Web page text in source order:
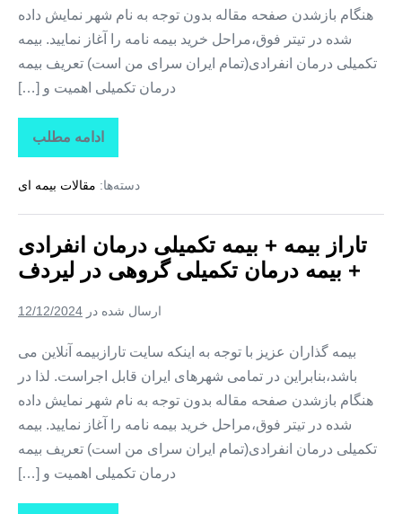
هنگام بازشدن صفحه مقاله بدون توجه به نام شهر نمایش داده
شده در تیتر فوق،مراحل خرید بیمه نامه را آغاز نمایید. بیمه
تکمیلی درمان انفرادی(تمام ایران سرای من است) تعریف بیمه
درمان تکمیلی اهمیت و […]
ادامه مطلب
تاراز
بیمه
بیمه
درمان
+
بیمه
درمان
تکمیلی
در
دسته‌ها: مقالات بیمه ای
تاراز بیمه + بیمه تکمیلی درمان انفرادی
+ بیمه درمان تکمیلی گروهی در لیردف
ارسال شده در 12/12/2024
بیمه گذاران عزیز با توجه به اینکه سایت تارازبیمه آنلاین می
باشد،بنابراین در تمامی شهرهای ایران قابل اجراست. لذا در
هنگام بازشدن صفحه مقاله بدون توجه به نام شهر نمایش داده
شده در تیتر فوق،مراحل خرید بیمه نامه را آغاز نمایید. بیمه
تکمیلی درمان انفرادی(تمام ایران سرای من است) تعریف بیمه
درمان تکمیلی اهمیت و […]